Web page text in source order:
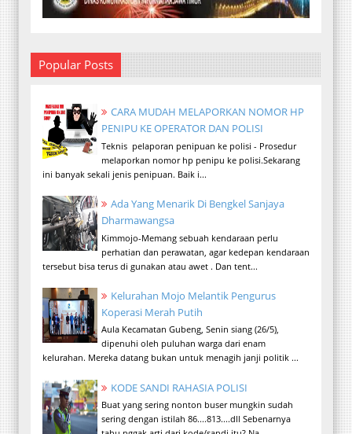
Popular Posts
CARA MUDAH MELAPORKAN NOMOR HP
PENIPU KE OPERATOR DAN POLISI
Teknis pelaporan penipuan ke polisi - Prosedur
melaporkan nomor hp penipu ke polisi.Sekarang
ini banyak sekali jenis penipuan. Baik i...
Ada Yang Menarik Di Bengkel Sanjaya
Dharmawangsa
Kimmojo-Memang sebuah kendaraan perlu
perhatian dan perawatan, agar kedepan kendaraan
tersebut bisa terus di gunakan atau awet . Dan tent...
Kelurahan Mojo Melantik Pengurus
Koperasi Merah Putih
Aula Kecamatan Gubeng, Senin siang (26/5),
dipenuhi oleh puluhan warga dari enam
kelurahan. Mereka datang bukan untuk menagih janji politik ...
KODE SANDI RAHASIA POLISI
Buat yang sering nonton buser mungkin sudah
sering dengan istilah 86....813....dll Sebenarnya